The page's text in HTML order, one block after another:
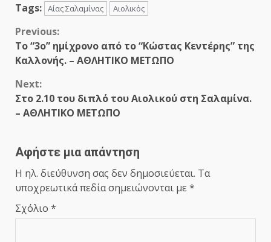
Tags: Αίας Σαλαμίνας Αιολικός
Continue
Reading
Previous:
Το “3ο” ημίχρονο από το “Κώστας Κεντέρης” της
Καλλονής. – ΑΘΛΗΤΙΚΟ ΜΕΤΩΠΟ
Next:
Στο 2.10 του διπλό του Αιολικού στη Σαλαμίνα.
– ΑΘΛΗΤΙΚΟ ΜΕΤΩΠΟ
Αφήστε μια απάντηση
Η ηλ. διεύθυνση σας δεν δημοσιεύεται. Τα
υποχρεωτικά πεδία σημειώνονται με *
Σχόλιο *